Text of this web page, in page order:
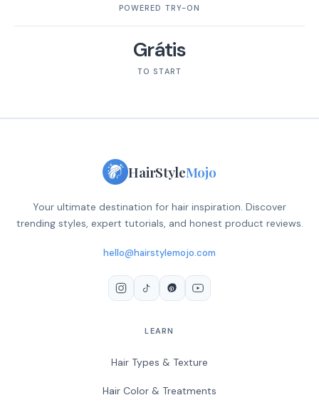
POWERED TRY-ON
Grátis
TO START
HairStyleMojo
Your ultimate destination for hair inspiration. Discover
trending styles, expert tutorials, and honest product reviews.
hello@hairstylemojo.com
LEARN
Hair Types & Texture
Hair Color & Treatments